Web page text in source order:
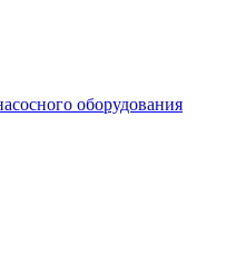
оборудования